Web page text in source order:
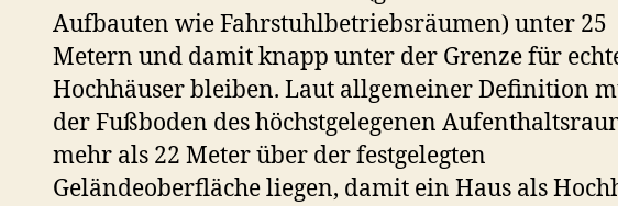
Aufbauten wie Fahrstuhlbetriebsräumen) unter 25
Metern und damit knapp unter der Grenze für
Hochhäuser bleiben. Laut allgemeiner Definition
der Fußboden des höchstgelegenen
mehr als 22 Meter über der festgelegten
Geländeoberfläche liegen, damit ein Haus als